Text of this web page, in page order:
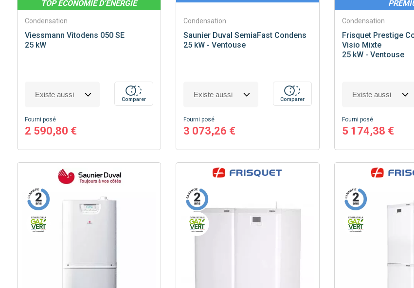
TOP ECONOMIE D’ÉNERGIE
Condensation
Viessmann Vitodens 050 SE
25 kW
Comparer
Fourni posé
2 590,80 €
Condensation
Saunier Duval SemiaFast Condens
25 kW - Ventouse
Comparer
Fourni posé
3 073,26 €
Condensation
FrisquetPrestige
Visio Mixte
25 kW - Ventouse
Fourni posé
5 174,38 €